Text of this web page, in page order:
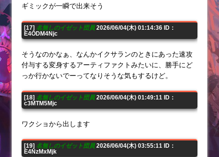
ギミックが一瞬で出来そう
[17] 名無しのイゼット団員2026/06/04(木) 01:14:36 ID：
E4ODM4Njc
そうなのかなぁ、なんかイクサランのときにあった速攻
付与する変身するアーティファクトみたいに、勝手にど
っか行かないでーってなりそうな気もするけど。
[18] 名無しのイゼット団員2026/06/04(木) 01:49:11 ID：
c3MTM5Mjc
ワクショから出します
[19] 名無しのイゼット団員2026/06/04(木) 03:55:11 ID：
E4NzMxMjk